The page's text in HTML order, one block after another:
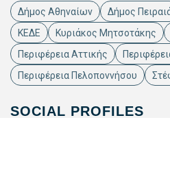
Δήμος Αθηναίων Δήμος
ΚΕΔΕ
Κυριάκος Μητσοτάκης
Περιφέρεια Αττικής
Περιφέρεια Πελοποννήσου
SOCIAL PROFILES